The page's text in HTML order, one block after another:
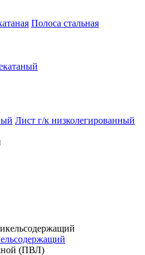
Полоса стальная
Лист г/к низколегированный